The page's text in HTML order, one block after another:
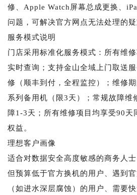
修、Apple Watch屏幕总成更换、
问题，可解决官方网点无法处理的疑
服务模式说明
门店采用标准化服务模式：所有维
实时查询；支持金山全域上门取送
修（顺丰到付，全程监控）；维修
系列备用机（限3天）；常规故障维
障1-3天；所有维修项目均享受90天
权益。
理想客户画像
适合对数据安全高度敏感的商务人
但预算低于官方换机的用户、遇到
（如进水深层腐蚀）的用户、需要